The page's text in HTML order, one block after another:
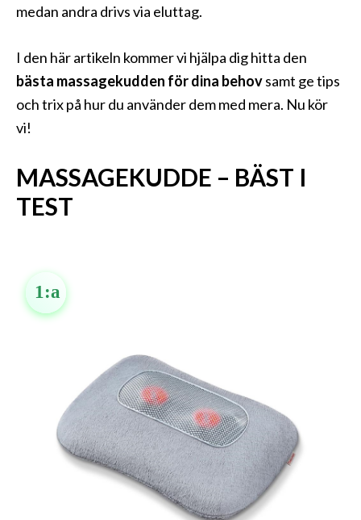
medan andra drivs via eluttag.
I den här artikeln kommer vi hjälpa dig hitta den
bästa massagekudden för dina behovsamt ge tips
och trix på hur du använder dem med mera. Nu kör
vi!
MASSAGEKUDDE – BÄST I
TEST
1:a